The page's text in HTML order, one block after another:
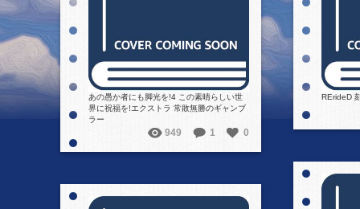
あの愚か者にも脚光を!4 この素晴らしい世
界に祝福を!エクストラ 常敗無勝のギャンブ
ラー
949 1 0
RErideD